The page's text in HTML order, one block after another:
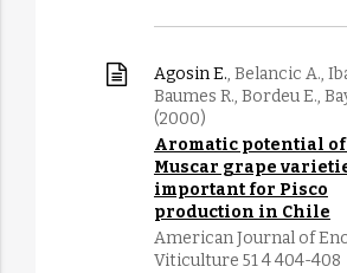
Agosin E., Belancic A.,
Baumes R., Bordeu E.,
(2000)
Aromatic potential
Muscar grape
important for Pisco
production in Chile
American Journal of
Viticulture 51 4 404-408